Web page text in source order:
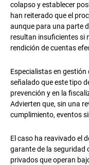
colapso y establecer
han reiterado que el
aunque para una parte
resultan insuficientes si
rendición de cuentas
Especialistas en
señalado que este tipo
prevención y en la
Advierten que, sin una
cumplimiento, eventos
El caso ha reavivado el
garante de la seguridad
privados que operan